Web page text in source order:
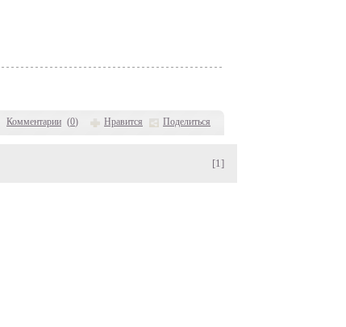
Комментарии (0) Нравится Поделиться
[1]